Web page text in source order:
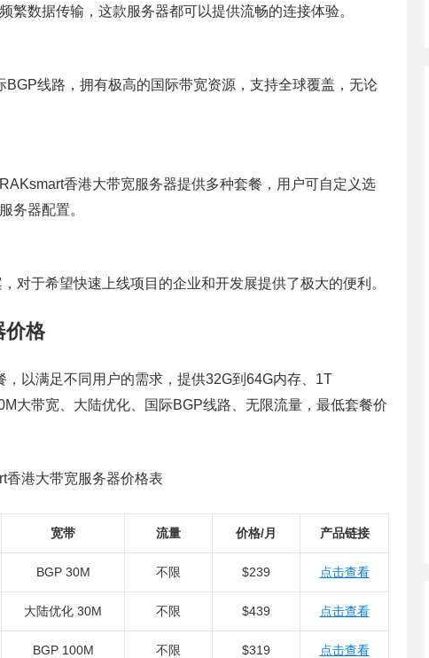
繁数据传输，这款服务器都可以提供流畅的连接体验。
线路，拥有极高的国际带宽资源，支持全球覆盖，无论
香港大带宽服务器提供多种套餐，用户可自定义选
务器配置。
对于希望快速上线项目的企业和开发展提供了极大的便利。
价格
，以满足不同用户的需求，提供32G到64G内存、1T
大带宽、大陆优化、国际BGP线路、无限流量，最低套餐价
香港大带宽服务器价格表
宽带 流量 价格/月 产品链接
BGP 30M 不限 $239 点击查看
大陆优化 30M 不限 $439 点击查看
BGP 100M 不限 $319 点击查看